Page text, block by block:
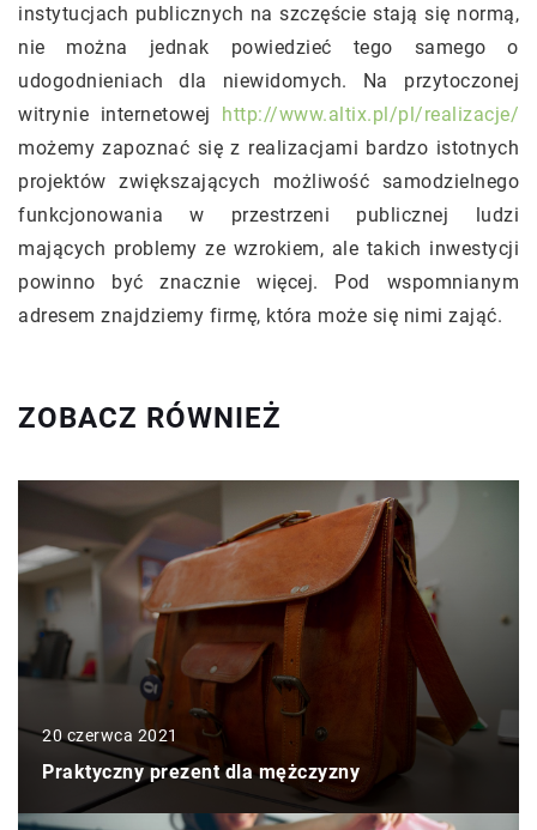
instytucjach publicznych na szczęście stają się normą,
nie można jednak powiedzieć tego samego o
udogodnieniach dla niewidomych. Na przytoczonej
witrynie internetowej http://www.altix.pl/pl/realizacje/
możemy zapoznać się z realizacjami bardzo istotnych
projektów zwiększających możliwość samodzielnego
funkcjonowania w przestrzeni publicznej ludzi
mających problemy ze wzrokiem, ale takich inwestycji
powinno być znacznie więcej. Pod wspomnianym
adresem znajdziemy firmę, która może się nimi zająć.
ZOBACZ RÓWNIEŻ
20 czerwca 2021
Praktyczny prezent dla mężczyzny